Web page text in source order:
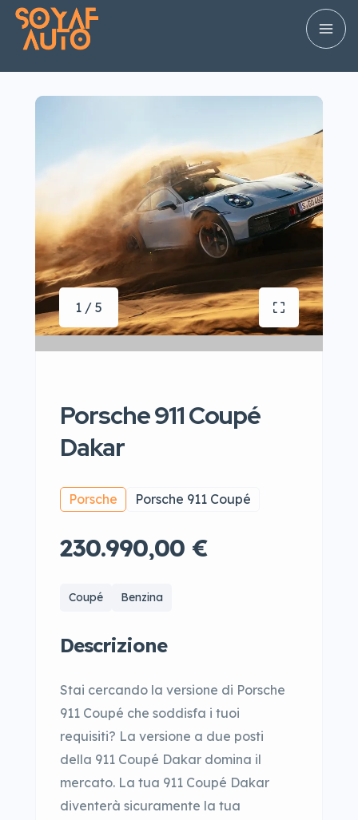
1 / 5
Porsche 911 Coupé
Dakar
Porsche Porsche 911 Coupé
230.990,00 €
Coupé Benzina
Descrizione
Stai cercando la versione di Porsche
911 Coupé che soddisfa i tuoi
requisiti? La versione a due posti
della 911 Coupé Dakar domina il
mercato. La tua 911 Coupé Dakar
diventerà sicuramente la tua